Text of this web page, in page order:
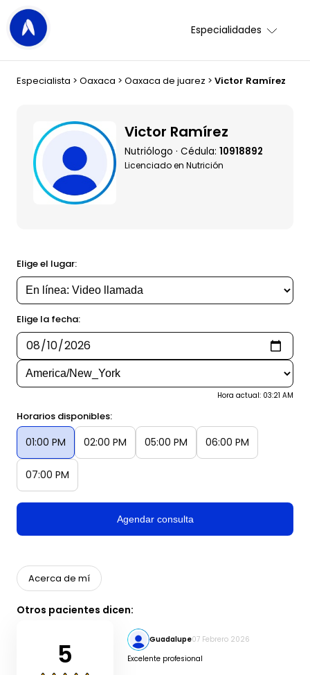
Especialidades
Especialista > Oaxaca > Oaxaca de juarez > Victor Ramírez
Victor Ramírez
Nutriólogo · Cédula: 10918892
Licenciado en Nutrición
Elige el lugar:
Elige la fecha:
Hora actual: 03:21 AM
Horarios disponibles:
01:00 PM 02:00 PM 05:00 PM 06:00 PM
07:00 PM
Agendar consulta
Acerca de mí
Otros pacientes dicen:
5 Guadalupe07 Febrero 2026
Excelente profesional